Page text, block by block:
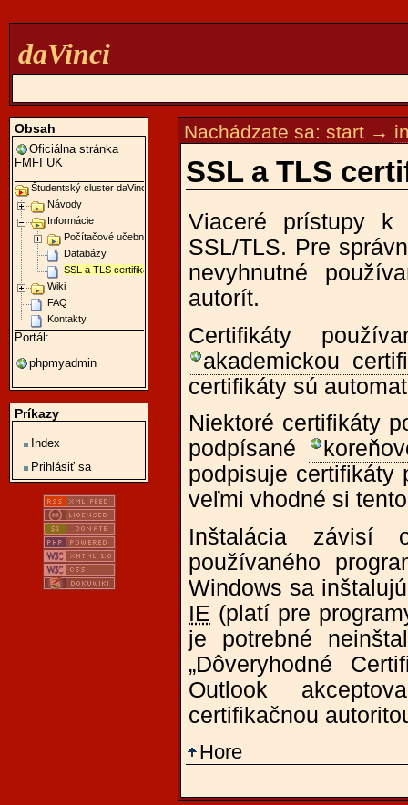
daVinci
Nachádzate sa:start →
SSL a TLS
Viaceré prístupy
SSL/TLS. Pre
nevyhnutné
autorít.
Certifikáty
akademickou
certifikáty sú
Niektoré certifikáty
podpísané
podpisuje certifikáty
veľmi vhodné si
Inštalácia závisí
používaného
Windows sa
IE (platí pre
je potrebné
„Dôveryhodné
Outlook
certifikačnou
Hore
Obsah
Oficiálna stránka
FMFI UK
Študentský cluster daVinci
Návody
Informácie
Počítačové učebne
Databázy
SSL a TLS certifikáty
Wiki
FAQ
Kontakty
Portál:
phpmyadmin
Príkazy
Index
Prihlásiť sa